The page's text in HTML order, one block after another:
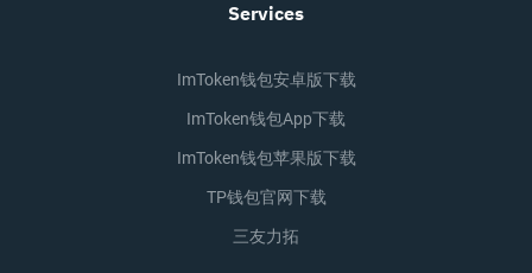
Services
ImToken钱包安卓版下载
ImToken钱包app下载
ImToken钱包苹果版下载
TP钱包官网下载
三友力拓